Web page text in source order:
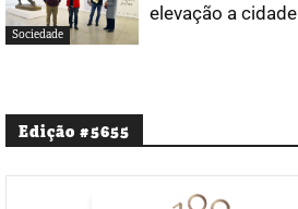
Sociedade
elevação a cidade
Edição #5655